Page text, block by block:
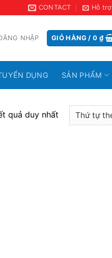
CONTACT Hỗ trợ
NHẬP GIỎ HÀNG /0 ₫
DỤNG SẢN PHẨM
quả duy nhất